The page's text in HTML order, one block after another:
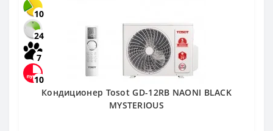
10
24
7
10
Кондиционер Tosot GD-12RB NAONI BLACK
MYSTERIOUS